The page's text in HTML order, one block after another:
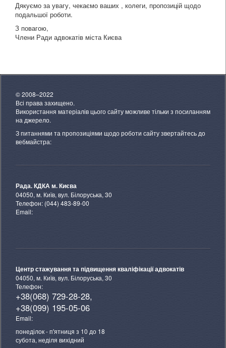
Дякуємо за увагу, чекаємо ваших , колеги, пропозицій щодо
подальшої роботи.
З повагою,
Члени Ради адвокатів міста Києва
© 2008–2022
Всі права захищено.
Використання матеріалів цього сайту можливе тільки з посиланням
на джерело.
З питаннями та пропозиціями щодо роботи сайту звертайтесь до
вебмайстра:
Рада. КДКА м. Києва
04050, м. Київ, вул. Білоруська, 30
Телефон: (044) 483-89-00
Email:
Центр стажування та підвищення кваліфікації адвокатів
04050, м. Київ, вул. Білоруська, 30
Телефон:
+38(068) 729-28-28,
+38(099) 195-05-06
Email:
понеділок - п'ятниця з 10 до 18
субота, неділя вихідний